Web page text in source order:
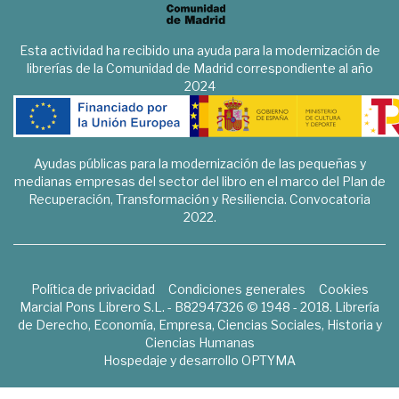
Esta actividad ha recibido una ayuda para la modernización de
librerías de la Comunidad de Madrid correspondiente al año
2024
Ayudas públicas para la modernización de las pequeñas y
medianas empresas del sector del libro en el marco del Plan de
Recuperación, Transformación y Resiliencia. Convocatoria
2022.
Política de privacidad Condiciones generales
Cookies
Marcial Pons Librero S.L. - B82947326 © 1948 - 2018. Librería
de Derecho, Economía, Empresa, Ciencias Sociales, Historia y
Ciencias Humanas
Hospedaje y desarrollo OPTYMA